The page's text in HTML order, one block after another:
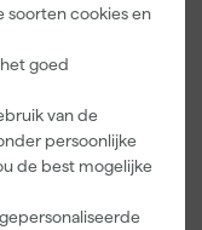
soorten cookies en
goed
van de
persoonlijke
de best mogelijke
Anza PRO
6-delig
Morgen
bezorgd
Adviesprijs 31,89